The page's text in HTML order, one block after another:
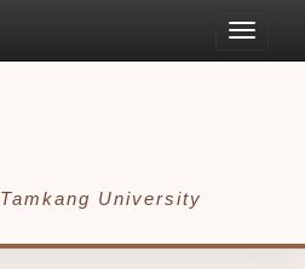
Toggle
Tamkang University